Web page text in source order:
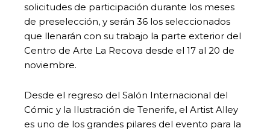
solicitudes de participación durante los meses
de preselección, y serán 36 los seleccionados
que llenarán con su trabajo la parte exterior del
Centro de Arte La Recova desde el 17 al 20 de
noviembre.
Desde el regreso del Salón Internacional del
Cómic y la Ilustración de Tenerife, el Artist Alley
es uno de los grandes pilares del evento para la